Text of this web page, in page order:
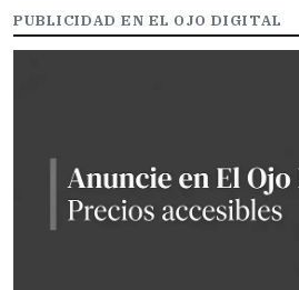
PUBLICIDAD EN EL OJO DIGITAL